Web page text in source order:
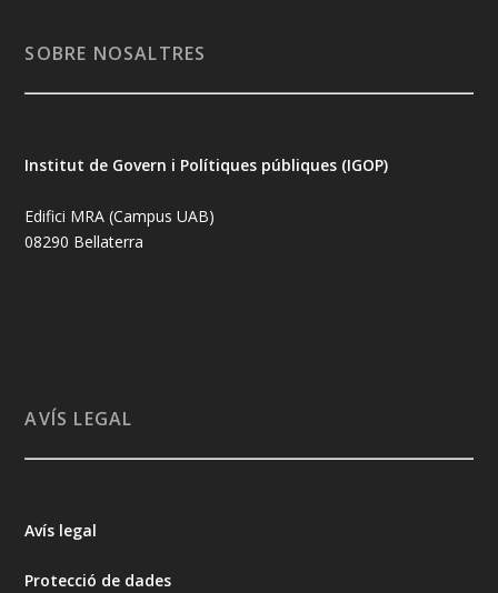
SOBRE NOSALTRES
Institut de Govern i Polítiques públiques (IGOP)
Edifici MRA (Campus UAB)
08290 Bellaterra
AVÍS LEGAL
Avís legal
Protecció de dades